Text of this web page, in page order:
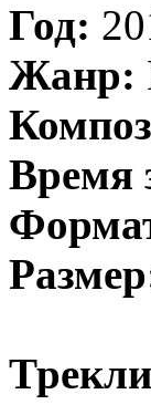
Год:
Жанр:
Время